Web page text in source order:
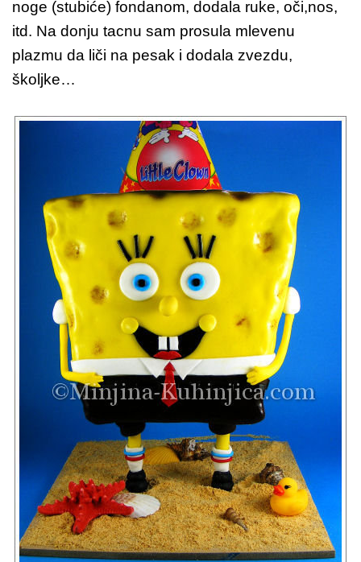
noge (stubiće) fondanom, dodala ruke, oči,nos,
itd. Na donju tacnu sam prosula mlevenu
plazmu da liči na pesak i dodala zvezdu,
školjke…